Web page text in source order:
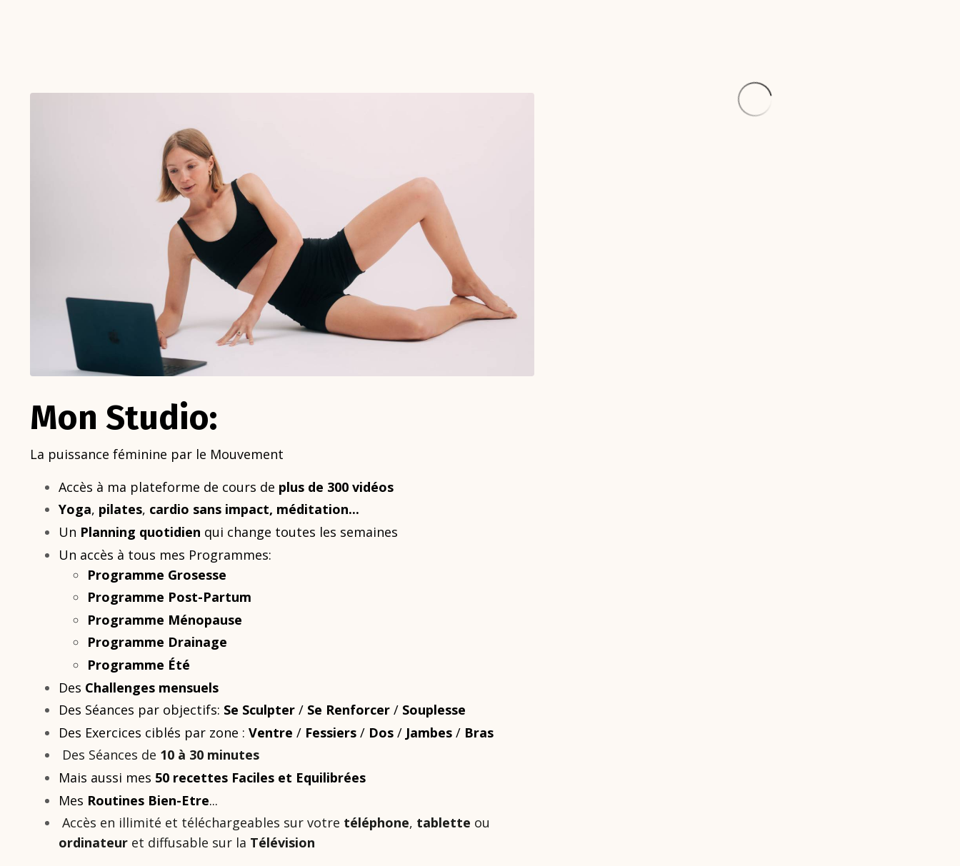
Mon Studio:
La puissance féminine par le Mouvement
Accès à ma plateforme de cours de plus de 300 vidéos
Yoga, pilates, cardio sans impact, méditation...
Un Planning quotidien qui change toutes les semaines
Un accès à tous mes Programmes:
Programme Grosesse
Programme Post-Partum
Programme Ménopause
Programme Drainage
Programme Été
Des Challenges mensuels
Des Séances par objectifs: Se Sculpter / Se Renforcer / Souplesse
Des Exercices ciblés par zone : Ventre / Fessiers / Dos / Jambes / Bras
Des Séances de 10 à 30 minutes
Mais aussi mes 50 recettes Faciles et Equilibrées
Mes Routines Bien-Etre...
Accès en illimité et téléchargeables sur votre téléphone, tablette ou
ordinateur et diffusable sur la Télévision